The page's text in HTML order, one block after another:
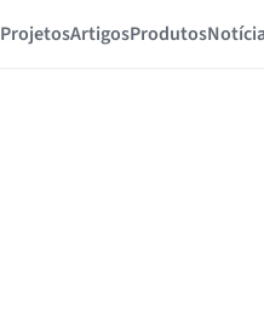
ProjetosArtigosProdutos